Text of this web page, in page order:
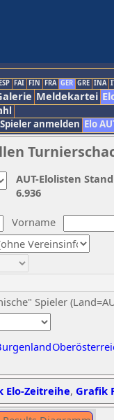
FAI FIN FRA GER GRE INA
Meldekartei
Spieler anmelden Elo
Vorname
Spieler
AUT-Elolisten
6.936
Elo-Zeitreihe, Grafik